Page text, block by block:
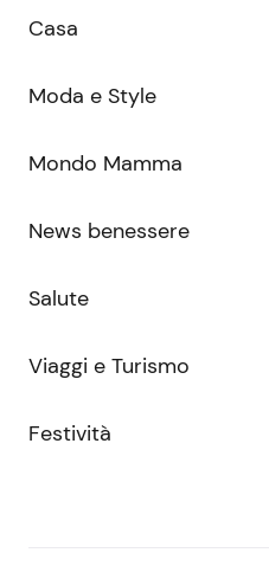
Casa
Moda e Style
Mondo Mamma
News benessere
Salute
Viaggi e Turismo
Festività